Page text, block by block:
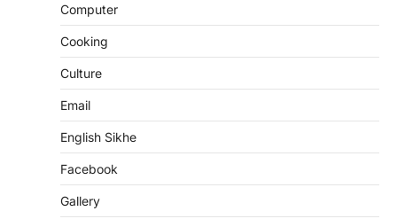
Computer
Cooking
Culture
Email
English Sikhe
Facebook
Gallery